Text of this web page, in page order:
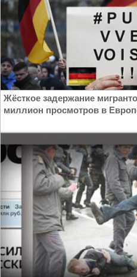
Жёсткое задержание
миллион просмотров в